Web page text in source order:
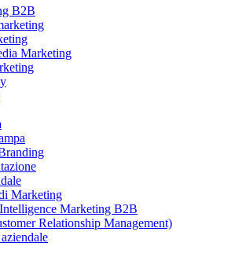
B2B
Marketing
Marketing
Marketing B2B
Relationship Management)